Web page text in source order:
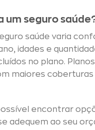
um seguro
saúde varia
idades e
no plano.
maiores coberturas
encontrar
adequem ao seu